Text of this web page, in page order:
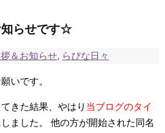
知らせです☆
＆お知らせ, らぴな日々
いです。
きた結果、やはり 当ブログのタイ
ました。 他の方が開始された同名